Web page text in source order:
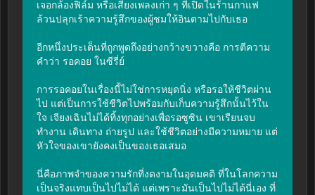
เจอกล้องฟิล์ม หรือเสียงเพลงเก่า ๆ ที่เปิดในร้านกาแฟ
ล้วนปลุกเร้าความรู้สึกของผู้ชมให้อินตามไปกับเธอ
อีกหนึ่งประเด็นที่ถูกพูดถึงอย่างกว้างขวางคือ การตีความ
คำว่า รอคอย ในซีรี่ย์
การรอคอยในเรื่องนี้ไม่ใช่การหยุดนิ่ง หรือรอให้ชีวิตผ่าน
ไป แต่เป็นการใช้ชีวิตไปพร้อมกับเก็บความรู้สึกนั้นไว้ใน
ใจ เจียงเฉินไม่ได้ทิ้งทุกอย่างเพื่อรอซูซิน เขาเรียนจบ
ทำงาน เดินทาง ถ่ายรูป และใช้ชีวิตอย่างมีความหมาย แต่
หัวใจของเขายังคงเป็นของเธอเสมอ
นี่คือภาพจำของความรักที่งดงามในอุดมคติ ที่ในโลกความ
เป็นจริงแทบเป็นไปไม่ได้ แต่เพราะมันเป็นไปไม่ได้นี่เอง ที่